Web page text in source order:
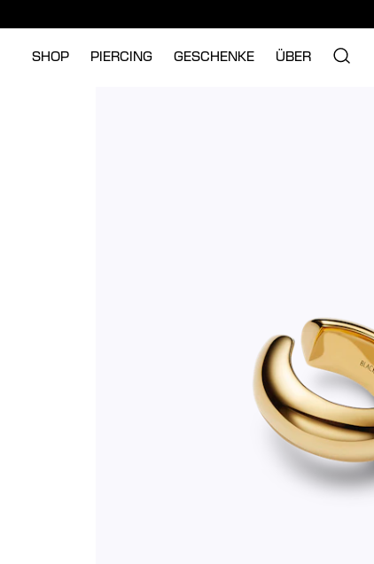
SHOP PIERCING GESCHENKE ÜBER